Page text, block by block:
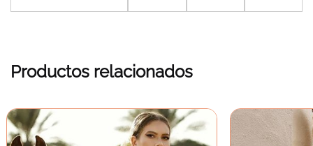
Productos relacionados